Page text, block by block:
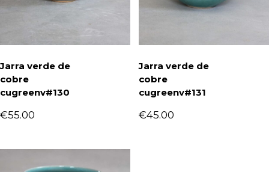
Jarra verde de
cobre
cugreenv#130
55.00
€
Jarra verde de
cobre
cugreenv#131
45.00
€